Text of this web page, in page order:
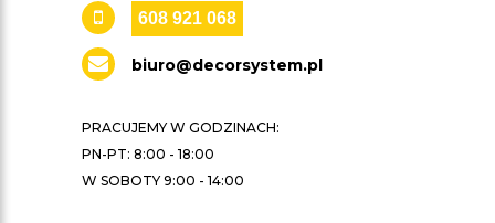
608 921 068
biuro@decorsystem.pl
PRACUJEMY W GODZINACH:
PN-PT: 8:00 - 18:00
W SOBOTY 9:00 - 14:00